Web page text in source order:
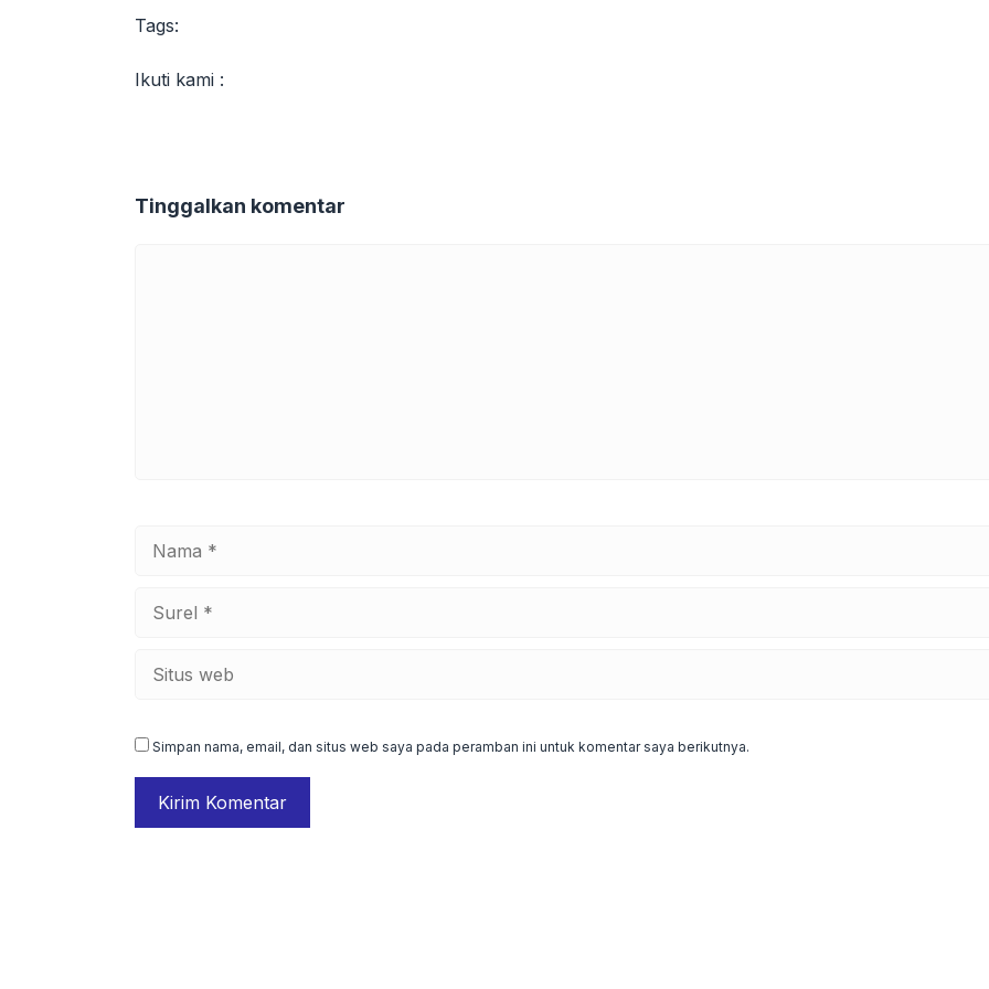
Tags:
Ikuti kami :
Tinggalkan komentar
Simpan nama, email, dan situs web saya pada peramban ini untuk komentar saya berikutnya.